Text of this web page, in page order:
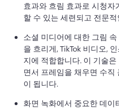
효과와 흐림 효과로 시청자
할 수 있는 세련되고 전문
소셜 미디어에 대한 그림
을 흐리게, TikTok 비디오,
지에 적합합니다. 이 기술
면서 프레임을 채우면 수직
이 됩니다.
화면 녹화에서 중요한 데이